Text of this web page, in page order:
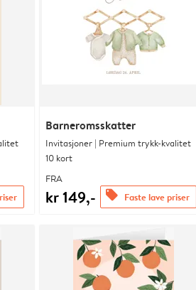
Barneromsskatter
Invitasjoner | Premium trykk-kvalitet
10 kort
FRA
kr 149,- offers Faste lave priser